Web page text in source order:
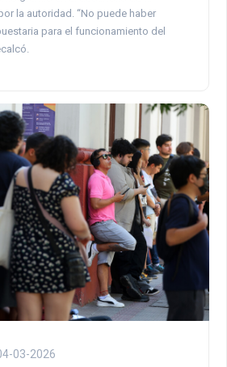
la autoridad. “No puede haber
para el funcionamiento del
03-2026